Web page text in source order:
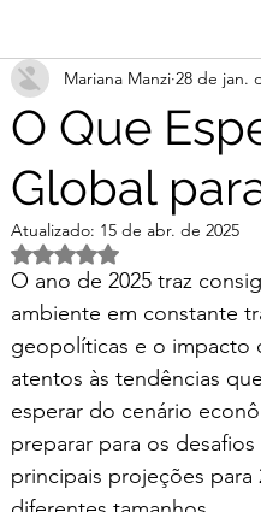
Negócios
O Que
Global
Mariana Manzi 28 de jan.
Atualizado: 15 de abr. de 2025
Avaliado com NaN de 5
O ano de 2025 traz
ambiente em constante
geopolíticas e o impacto
atentos às tendências
esperar do cenário
preparar para os
principais projeções